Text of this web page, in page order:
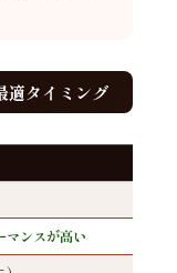
適タイミング
マンスが高い